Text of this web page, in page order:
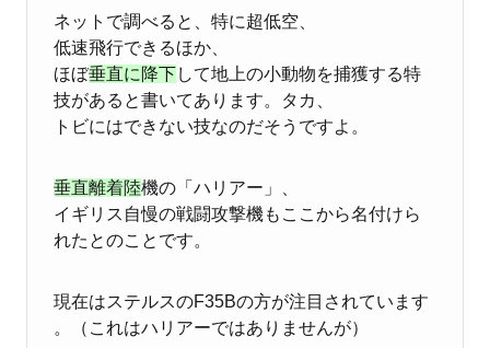
ネットで調べると、特に超低空、
低速飛行できるほか、
ほぼ垂直に降下して地上の小動物を捕獲する特
技があると書いてあります。タカ、
トビにはできない技なのだそうですよ。
垂直離着陸機の「ハリアー」、
イギリス自慢の戦闘攻撃機もここから名付けら
れたとのことです。
現在はステルスのF35Bの方が注目されています
。（これはハリアーではありませんが）